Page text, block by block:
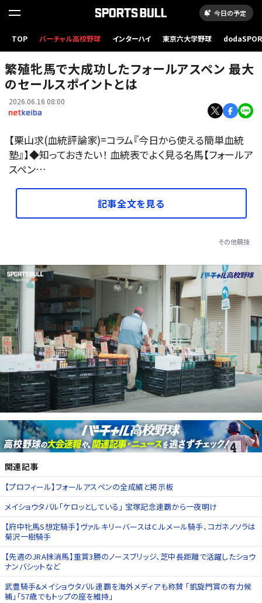
今日の予定
TOP バーチャル高校野球 インターハイ 東京六大学野球
繁殖牝馬で大成功したフォールアスペン 最大
のセールスポイントとは
2026.06.16 08:00
【栗山求(血統評論家)=コラム『今日から使える簡単血統
塾』】◆知っておきたい！ 血統表でよく見る名馬【フォールア
スペン…
記事全文を見る
その他競技
関連記事
【プロフィール】フォールアスペンの全成績と掲示板
メイショウタバル「ケロッとしている」 宝塚記念連覇から一夜明け
【府中牝馬S想定騎手】ヴァルキリーバースはC.ルメール騎手、コガネノソラは
菊沢一樹騎手
【先週のJRA抹消馬】重賞3勝のノースブリッジ、芝中長距離で活躍したショウ
ナンバシットなど
武豊騎手&メイショウタバル連覇を海外メディアも称賛 「凱旋門賞の有力候
補」「57歳でもトップの座を維持」